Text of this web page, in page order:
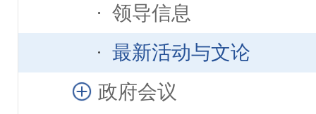
领导信息
最新活动与文论
政府会议